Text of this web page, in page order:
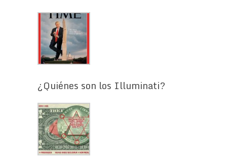
¿Quiénes son los Illuminati?